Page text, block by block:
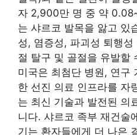
자 2,900만 명 중 약
는 샤르코 발목을 앓고 있
성, 염증성, 파괴성 퇴행
절 탈구 및 골절을 유발할
미국은 최첨단 병원, 연구
한 선진 의료 인프라를 자
는 최신 기술과 발전된 의
니다. 샤르코 족부 재건술
기는 환자들에게 더 나은